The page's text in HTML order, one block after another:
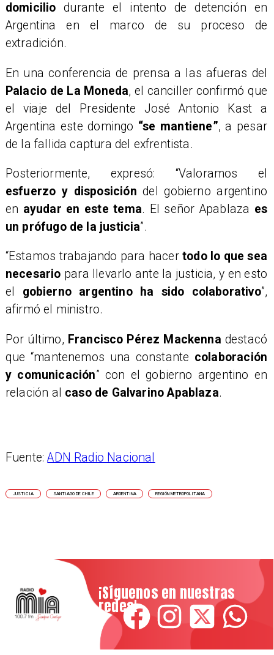
domicilio durante el intento de detención en
Argentina en el marco de su proceso de
extradición.
En una conferencia de prensa a las afueras del
Palacio de La Moneda, el canciller confirmó que
el viaje del Presidente José Antonio Kast a
Argentina este domingo “se mantiene”, a pesar
de la fallida captura del exfrentista.
Posteriormente, expresó: “Valoramos el
esfuerzo y disposición del gobierno argentino
en ayudar en este tema. El señor Apablaza es
un prófugo de la justicia”.
“Estamos trabajando para hacer todo lo que sea
necesario para llevarlo ante la justicia, y en esto
el gobierno argentino ha sido colaborativo”,
afirmó el ministro.
Por último, Francisco Pérez Mackenna destacó
que “mantenemos una constante colaboración
y comunicación” con el gobierno argentino en
relación al caso de Galvarino Apablaza.
Fuente:ADN Radio Nacional
JUSTICIA SANTIAGO DE CHILE ARGENTINA REGIÓN METROPOLITANA
¡Síguenos en nuestras
redes!